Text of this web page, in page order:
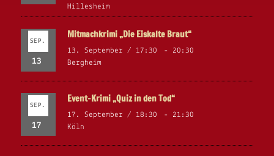
Hillesheim
SEP.
13
Mitmachkrimi „Die Eiskalte Braut“
13. September / 17:30 - 20:30
Bergheim
SEP.
17
Event-Krimi „Quiz in den Tod“
17. September / 18:30 - 21:30
Köln